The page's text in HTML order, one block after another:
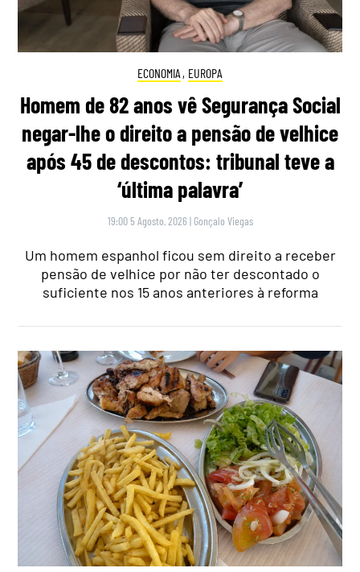
ECONOMIA , EUROPA
Homem de 82 anos vê Segurança Social
negar-lhe o direito a pensão de velhice
após 45 de descontos: tribunal teve a
‘última palavra’
19:00 5 Agosto, 2026 | Gonçalo Viegas
Um homem espanhol ficou sem direito a receber
pensão de velhice por não ter descontado o
suficiente nos 15 anos anteriores à reforma